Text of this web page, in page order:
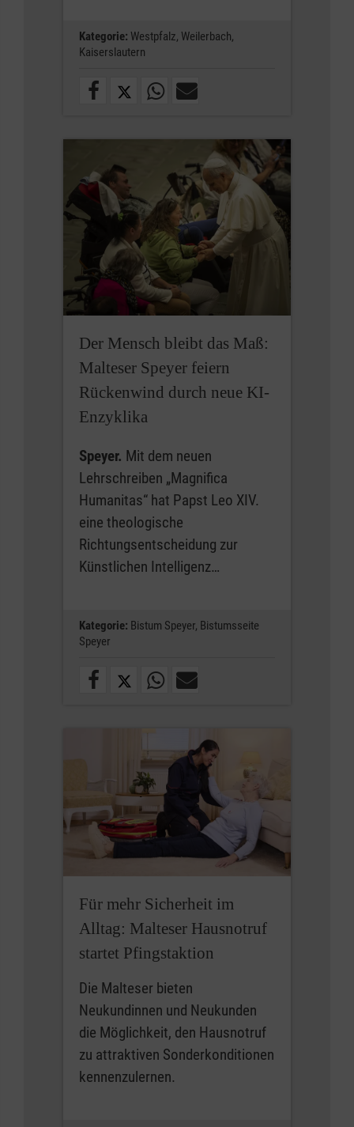
Kategorie: Westpfalz, Weilerbach,
Kaiserslautern
Der Mensch bleibt das Maß:
Malteser Speyer feiern
Rückenwind durch neue KI-
Enzyklika
Speyer. Mit dem neuen
Lehrschreiben „Magnifica
Humanitas“ hat Papst Leo XIV.
eine theologische
Richtungsentscheidung zur
Künstlichen Intelligenz…
Kategorie: Bistum Speyer, Bistumsseite
Speyer
Für mehr Sicherheit im
Alltag: Malteser Hausnotruf
startet Pfingstaktion
Die Malteser bieten
Neukundinnen und Neukunden
die Möglichkeit, den Hausnotruf
zu attraktiven Sonderkonditionen
kennenzulernen.